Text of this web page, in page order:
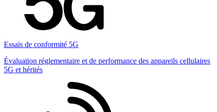
Essais de conformité 5G
Évaluation réglementaire et de performance des appareils cellulaires
5G et hérités